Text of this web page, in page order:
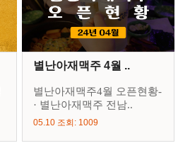
별난아재맥주 4월 ..
별난아재맥주4월 오픈현황-
· 별난아재맥주 전남..
05.10 조회: 1009